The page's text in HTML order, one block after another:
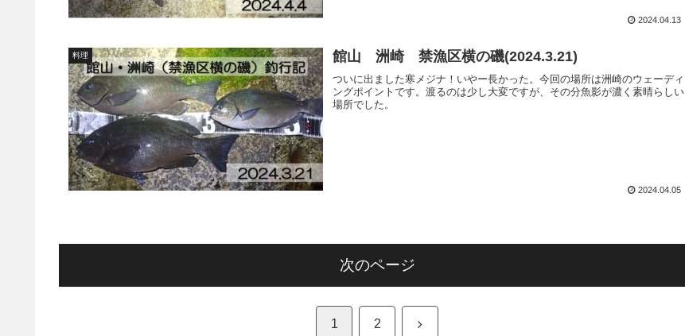
2024.04.13
料理 館山 洲崎 禁漁区横の磯(2024.3.21)
ついに出ました寒メジナ！いやー長かった。今回の場所は洲崎のウェーディ
ングポイントです。渡るのは少し大変ですが、その分魚影が濃く素晴らしい
場所でした。
2024.04.05
次のページ
1 2 次